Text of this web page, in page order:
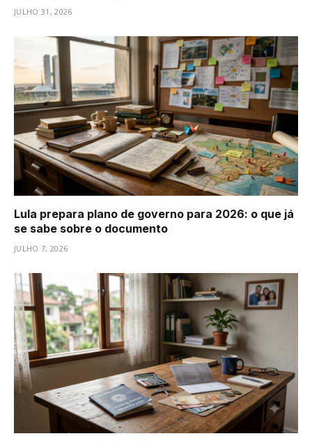
JULHO 31, 2026
Lula prepara plano de governo para 2026: o que já
se sabe sobre o documento
JULHO 7, 2026